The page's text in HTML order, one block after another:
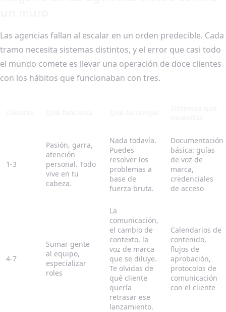
Las agencias fallan al escalar en un orden predecible. Cada
tramo necesita sistemas distintos, y el error que casi todo
el mundo comete es llevar una operación de doce clientes
con los hábitos que funcionaban con tres.
1-3
Pasión, garra,
atención
personal. Todo
vive en tu
cabeza.
Nada todavía.
Puedes
resolver los
problemas a
base de
fuerza bruta.
Documentación
básica: guías
de voz de
marca,
credenciales
de acceso
4-7
Sumar gente
al equipo,
especializar
roles
La
comunicación,
el cambio de
contexto, la
voz de marca
que se diluye.
Te olvidas de
qué cliente
quería
retrasar ese
lanzamiento.
Calendarios de
contenido,
flujos de
aprobación,
protocolos de
comunicación
con el cliente